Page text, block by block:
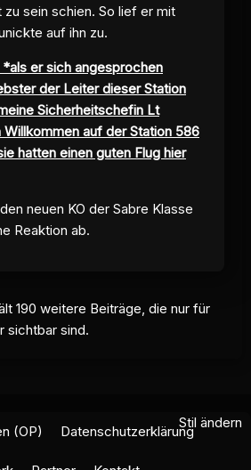
sein schien. So lief er mit
auf ihn zu.
er sich angesprochen
der Leiter dieser Station
Sicherheitschefin Lt
Willkommen auf der Station 586
hatten einen guten Flug hier
neuen KO der Sabre Klasse
Reaktion ab.
190 weitere Beiträge, die nur für
sichtbar sind.
Stil ändern
(OP) Datenschutzerklärung